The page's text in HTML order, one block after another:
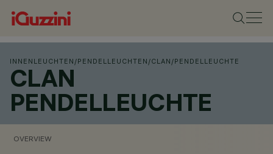
INNENLEUCHTEN /PENDELLEUCHTEN /CLAN /PENDELLEUCHTE
CLAN
PENDELLEUCHTE
OVERVIEW